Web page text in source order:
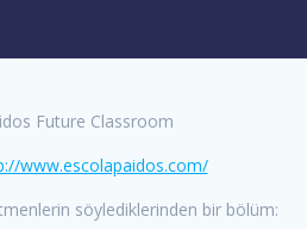
Future Classroom
www.escolapaidos.com/
söylediklerinden bir bölüm: